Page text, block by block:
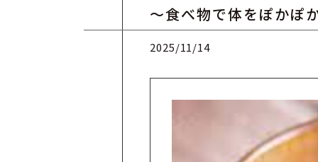
～食べ物で体をぽかぽ
2025/11/14